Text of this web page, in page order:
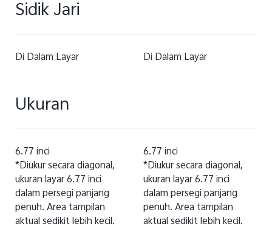
Sidik Jari
Di Dalam Layar Di Dalam Layar
Ukuran
6.77 inci
*Diukur secara diagonal,
ukuran layar 6.77 inci
dalam persegi panjang
penuh. Area tampilan
aktual sedikit lebih kecil.
6.77 inci
*Diukur secara diagonal,
ukuran layar 6.77 inci
dalam persegi panjang
penuh. Area tampilan
aktual sedikit lebih kecil.